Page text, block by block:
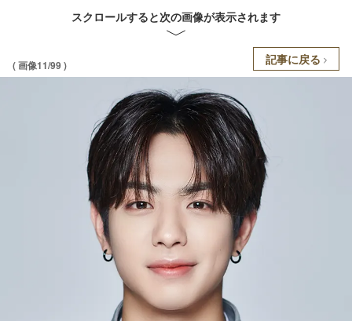
スクロールすると次の画像が表示されます
( 画像11/99 ) 記事に戻る